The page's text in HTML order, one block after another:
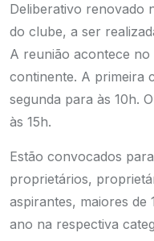
Deliberativo renovado
do clube, a ser
A reunião acontece
continente. A primeira
segunda para às 10h.
às 15h.
Estão convocados
proprietários,
aspirantes, maiores de
ano na respectiva